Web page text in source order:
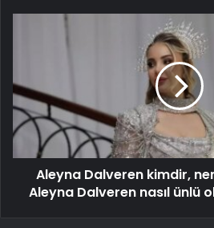
Aleyna Dalveren kimdir,
Aleyna Dalveren nasıl ünlü